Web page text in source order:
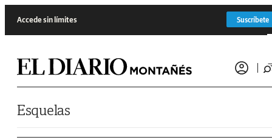
Accede sin límites Suscríbete
Esquelas